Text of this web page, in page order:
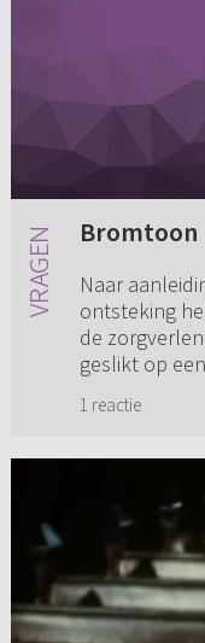
Bromtoon
Naar
ontsteking
de
geslikt op
1 reactie